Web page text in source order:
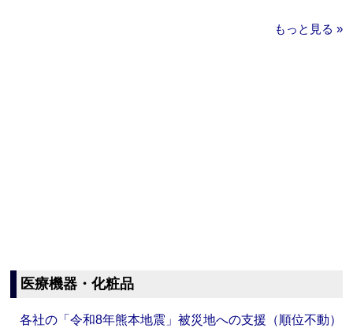
もっと見る »
医療機器・化粧品
各社の「令和8年熊本地震」被災地への支援（順位不動）